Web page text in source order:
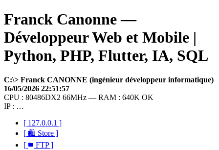
Franck Canonne —
Développeur Web et Mobile |
Python, PHP, Flutter, IA, SQL
C:\> Franck CANONNE (ingénieur développeur informatique)
16/05/2026 22:51:57
CPU : 80486DX2 66MHz — RAM : 640K OK
IP : …
[ 127.0.0.1 ]
[ 🛍 Store ]
[
FTP ]